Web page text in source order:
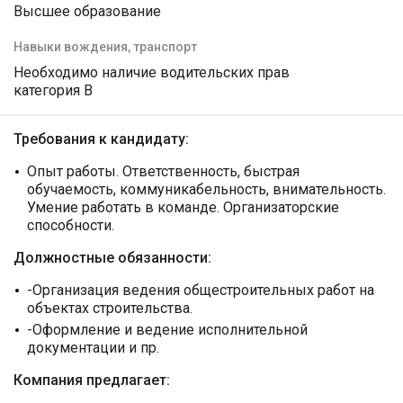
Высшее образование
Навыки вождения, транспорт
Необходимо наличие водительских прав
категория B
Требования к кандидату:
Опыт работы. Ответственность, быстрая
обучаемость, коммуникабельность, внимательность.
Умение работать в команде. Организаторские
способности.
Должностные обязанности:
-Организация ведения общестроительных работ на
объектах строительства.
-Оформление и ведение исполнительной
документации и пр.
Компания предлагает: